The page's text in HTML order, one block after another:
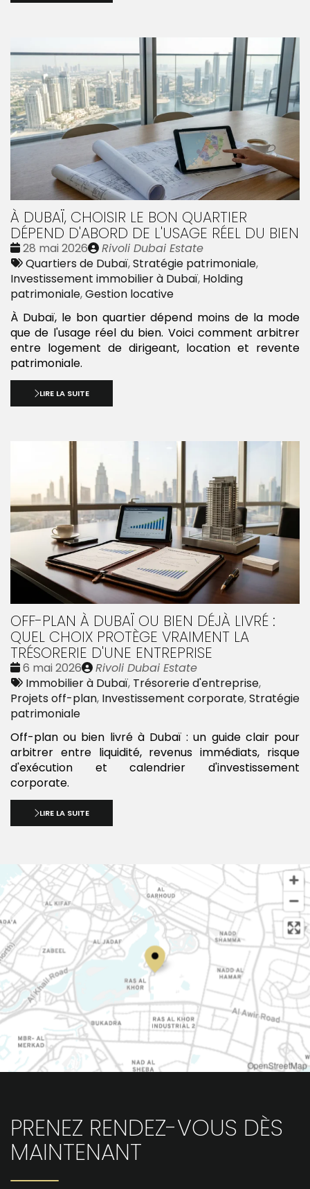
À DUBAÏ, CHOISIR LE BON QUARTIER
DÉPEND D'ABORD DE L'USAGE RÉEL DU BIEN
Date
:
28 mai 2026
Publié
par
Rivoli Dubai Estate
Tags
:
Quartiers de Dubaï,Stratégie patrimoniale,
Investissement immobilier à Dubaï, Holding
patrimoniale,Gestion locative
À Dubaï, le bon quartier dépend moins de la mode
que de l'usage réel du bien. Voici comment arbitrer
entre logement de dirigeant, location et revente
patrimoniale.
LIRE LA SUITE
OFF-PLAN À DUBAÏ OU BIEN DÉJÀ LIVRÉ :
QUEL CHOIX PROTÈGE VRAIMENT LA
TRÉSORERIE D'UNE ENTREPRISE
Date
:
6 mai 2026
Publié
par
Rivoli Dubai Estate
Tags
:
Immobilier à Dubaï, Trésorerie d'entreprise,
Projets off-plan, Investissement corporate,Stratégie
patrimoniale
Off-plan ou bien livré à Dubaï : un guide clair pour
arbitrer entre liquidité, revenus immédiats, risque
d'exécution et calendrier d'investissement
corporate.
LIRE LA SUITE
OpenStreetMap
PRENEZ RENDEZ-VOUS DÈS
MAINTENANT